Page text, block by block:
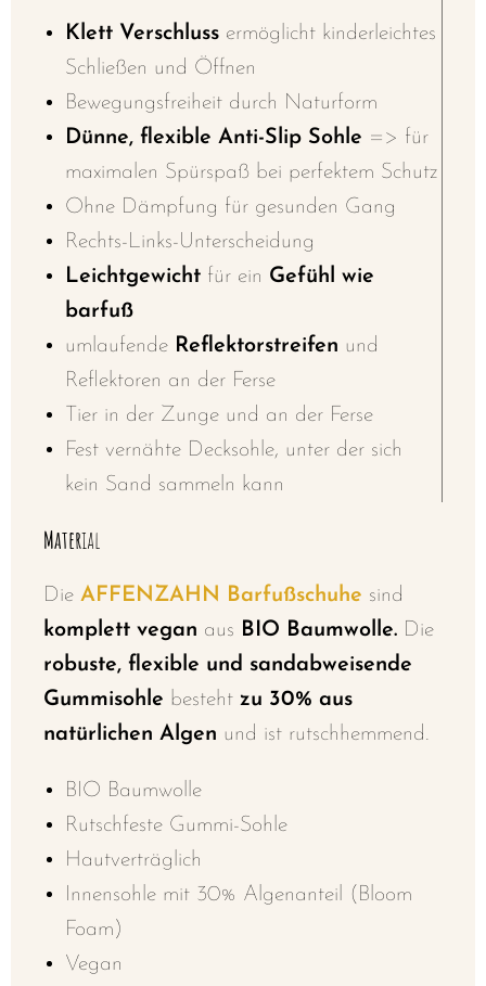
Klett Verschluss ermöglicht kinderleichtes
Schließen und Öffnen
Bewegungsfreiheit durch Naturform
Dünne, flexible Anti-Slip Sohle => für
maximalen Spürspaß bei perfektem Schutz
Ohne Dämpfung für gesunden Gang
Rechts-Links-Unterscheidung
Leichtgewicht für ein Gefühl wie
barfuß
umlaufende Reflektorstreifen und
Reflektoren an der Ferse
Tier in der Zunge und an der Ferse
Fest vernähte Decksohle, unter der sich
kein Sand sammeln kann
Material
Die AFFENZAHN Barfußschuhe sind
komplett vegan aus BIO Baumwolle. Die
robuste, flexible und sandabweisende
Gummisohle besteht zu 30% aus
natürlichen Algen und ist rutschhemmend.
BIO Baumwolle
Rutschfeste Gummi-Sohle
Hautverträglich
Innensohle mit 30% Algenanteil (Bloom
Foam)
Vegan